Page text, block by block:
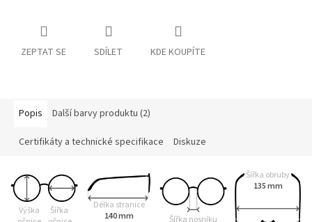
ZEPTAT SE SDÍLET KDE KOUPÍTE
Popis Další barvy produktu (2)
Certifikáty a technické specifikace Diskuze
Výška
Šířka
Délka stranice
140 mm
Šířka nosníku
Šířka obruby
135 mm